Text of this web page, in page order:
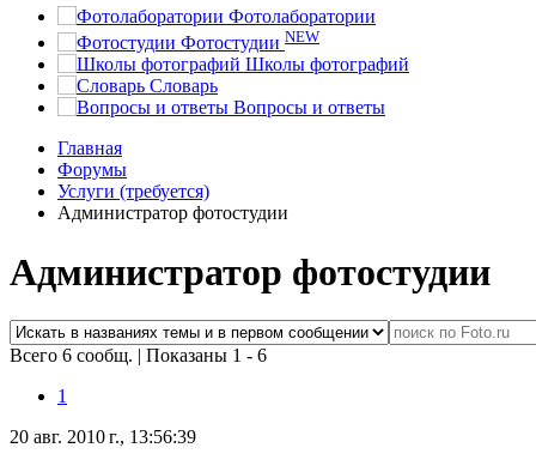
Фотолаборатории
Фотостудии NEW
Школы фотографий
Словарь
Вопросы и ответы
Главная
Форумы
Услуги (требуется)
Администратор фотостудии
Администратор фотостудии
Всего 6 сообщ. | Показаны 1 - 6
1
20 авг. 2010 г., 13:56:39